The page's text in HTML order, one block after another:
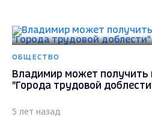
ОБЩЕСТВО
Владимир может получить
"Города трудовой
5 лет назад